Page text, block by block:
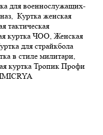
для военнослужащих-
Куртка женская
тактическая
куртка ЧОО, Женская
для страйкбола
в стиле милитари,
куртка Тропик Профи